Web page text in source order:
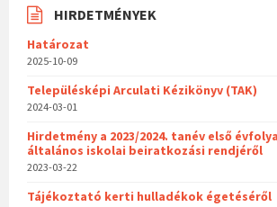
HIRDETMÉNYEK
Határozat
2025-10-09
Településképi Arculati Kézikönyv (TAK)
2024-03-01
Hirdetmény a 2023/2024. tanév első
általános iskolai beiratkozási rendjéről
2023-03-22
Tájékoztató kerti hulladékok égetéséről